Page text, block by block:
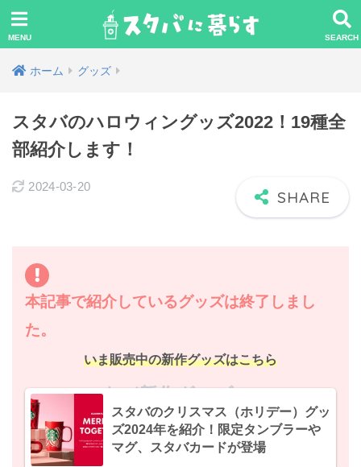
ホーム グッズ
スタバのハロウィングッズ2022！19種全
部紹介します！
2024-03-20
本記事で紹介しているグッズは終了しまし
た。
いま販売中の新作グッズはこちら
スタバ新作グッズ2024
スタバのクリスマス（ホリデー）グッ
ズ2024年を紹介！限定タンブラーや
マグ、スタバカードが登場